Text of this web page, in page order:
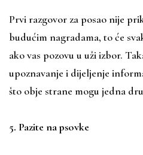
Prvi razgovor za posao nije
budućim nagradama, to će
ako vas pozovu u uži izbor.
upoznavanje i dijeljenje
što obje strane mogu jedna
5. Pazite na psovke